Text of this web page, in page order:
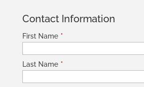
Contact Information
First Name *
Last Name *